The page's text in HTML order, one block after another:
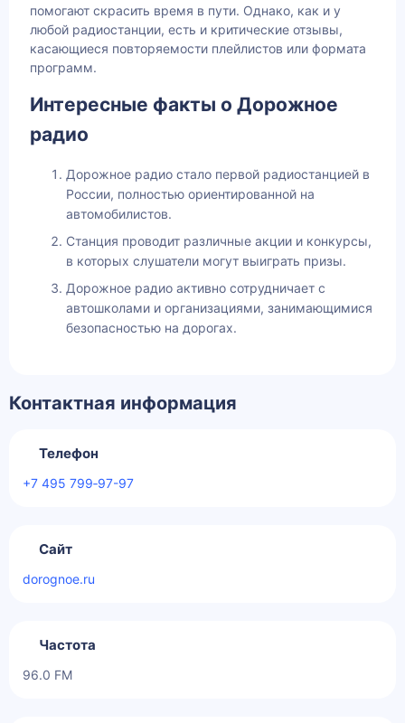
помогают скрасить время в пути. Однако, как и у
любой радиостанции, есть и критические отзывы,
касающиеся повторяемости плейлистов или формата
программ.
Интересные факты о Дорожное
радио
Дорожное радио стало первой радиостанцией в
России, полностью ориентированной на
автомобилистов.
Станция проводит различные акции и конкурсы,
в которых слушатели могут выиграть призы.
Дорожное радио активно сотрудничает с
автошколами и организациями, занимающимися
безопасностью на дорогах.
Контактная информация
Телефон
+7 495 799‑97-97
Сайт
dorognoe.ru
Частота
96.0 FM